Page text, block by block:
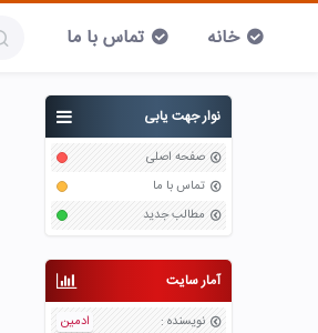
خانه تماس با ما
نوار جهت یابی
صفحه اصلی
تماس با ما
مطالب جدید
آمار سایت
نویسنده :
ادمین